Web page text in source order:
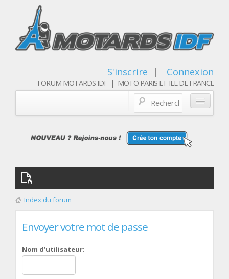
S'inscrire | Connexion
FORUM MOTARDS IDF | MOTO PARIS ET ILE DE FRANCE
Qui sommes nous
Les membres
Index du forum
Envoyer votre mot de passe
Nom d’utilisateur: